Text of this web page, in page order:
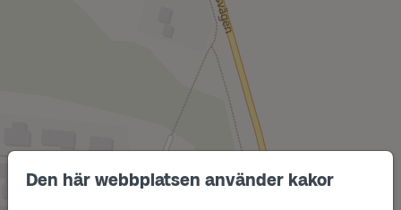
Den här webbplatsen använder kakor